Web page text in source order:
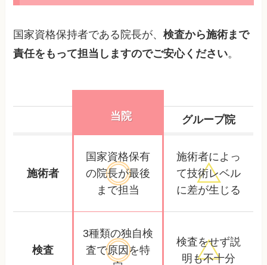
国家資格保持者である院長が、検査から施術まで
責任をもって担当しますのでご安心ください。
当院 グループ院
施術者
国家資格保有
の院長が最後
まで担当
施術者によっ
て技術レベル
に差が生じる
検査
3種類の独自検
査で原因を特
検査をせず説
明も不十分